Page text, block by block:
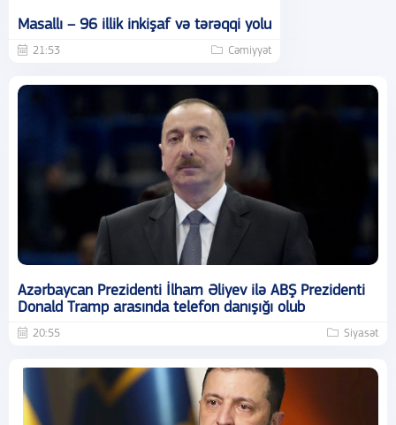
Masallı – 96 illik inkişaf və tərəqqi yolu
21:53 Cəmiyyət
Azərbaycan Prezidenti İlham Əliyev ilə ABŞ Prezidenti
Donald Tramp arasında telefon danışığı olub
20:55 Siyasət